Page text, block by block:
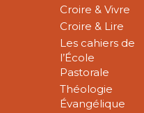
Croire & Vivre
Croire & Lire
Les cahiers de
l’École
Pastorale
Théologie
Évangélique